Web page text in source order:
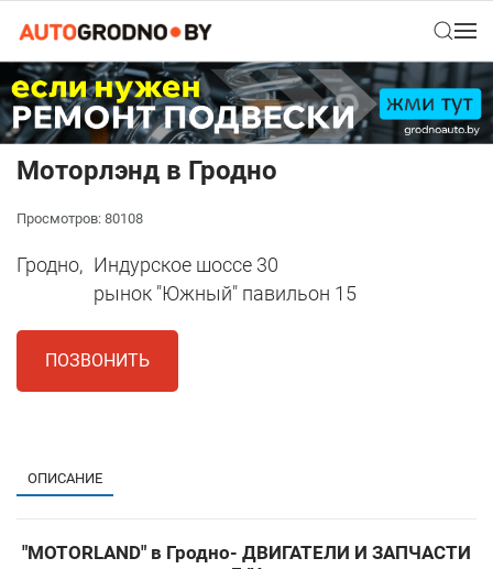
Моторлэнд в Гродно
Просмотров: 80108
Гродно, Индурское шоссе 30
рынок "Южный" павильон 15
ПОЗВОНИТЬ
ОПИСАНИЕ
"MOTORLAND" в Гродно- ДВИГАТЕЛИ И ЗАПЧАСТИ